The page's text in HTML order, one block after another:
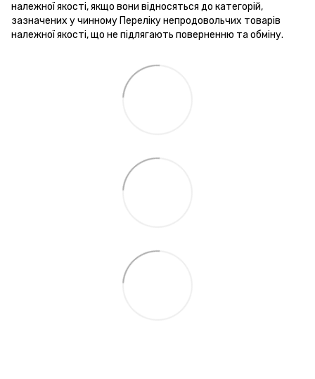
належної якості, якщо вони відносяться до категорій,
зазначених у чинному Переліку непродовольчих товарів
належної якості, що не підлягають поверненню та обміну.